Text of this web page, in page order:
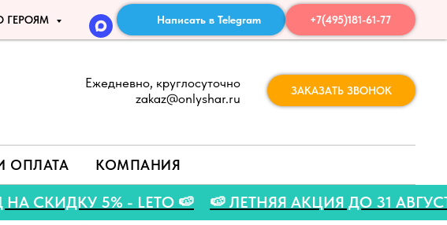
ГЕРОЯМ Написать в Telegram +7(495)181-61-77
Ежедневно, круглосуточно
zakaz@onlyshar.ru
ЗАКАЗАТЬ ЗВОНОК
ОПЛАТА КОМПАНИЯ
НА СКИДКУ 5% - LETO 🍉 🍉 ЛЕТНЯЯ АКЦИЯ ДО 31